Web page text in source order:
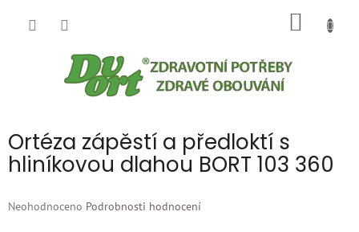
Ortéza zápěstí a předloktí s
hliníkovou dlahou BORT 103 360
Průměrné
Neohodnoceno Podrobnosti hodnocení